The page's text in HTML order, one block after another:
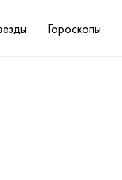
Гороскопы